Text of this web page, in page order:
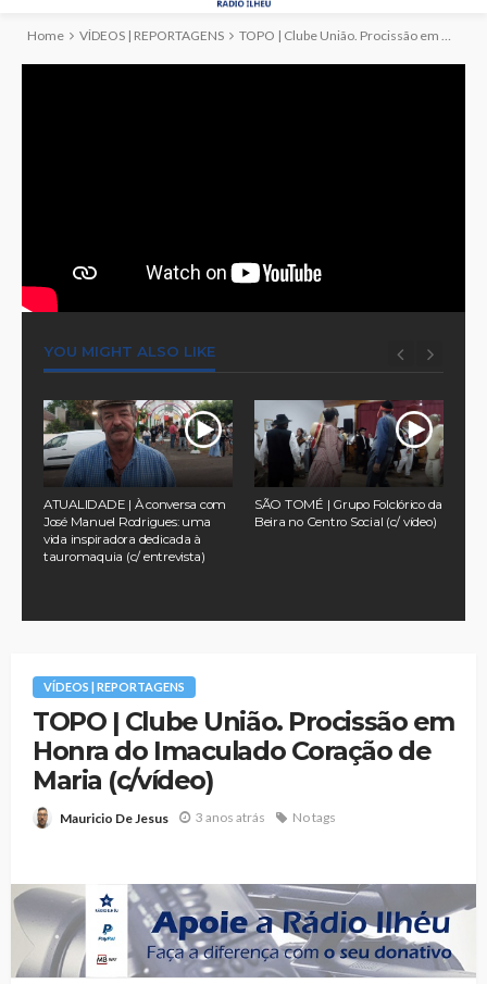
Home VÍDEOS | REPORTAGENS TOPO | Clube União. Procissão em Honra do Imaculado Coração de Maria (c/vídeo)
YOU MIGHT ALSO LIKE
ATUALIDADE | À conversa com
José Manuel Rodrigues: uma
vida inspiradora dedicada à
tauromaquia (c/ entrevista)
SÃO TOMÉ | Grupo Folclórico da
Beira no Centro Social (c/ vídeo)
VÍDEOS | REPORTAGENS
TOPO | Clube União. Procissão em
Honra do Imaculado Coração de
Maria (c/vídeo)
Mauricio De Jesus 3 anos atrás No tags